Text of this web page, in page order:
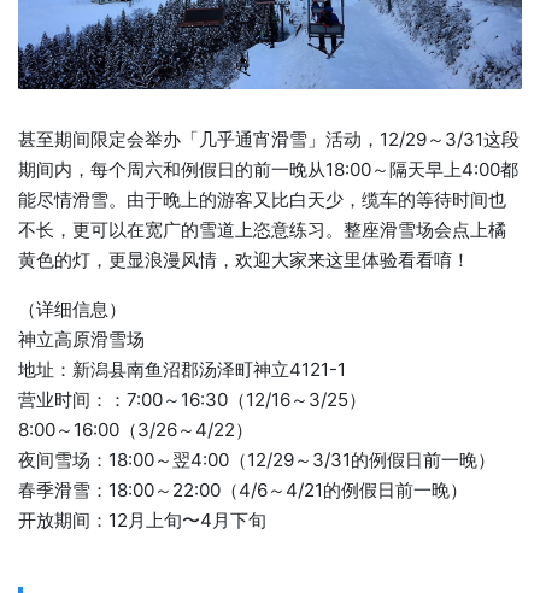
甚至期间限定会举办「几乎通宵滑雪」活动，12/29～3/31这段
期间内，每个周六和例假日的前一晚从18:00～隔天早上4:00都
能尽情滑雪。由于晚上的游客又比白天少，缆车的等待时间也
不长，更可以在宽广的雪道上恣意练习。整座滑雪场会点上橘
黄色的灯，更显浪漫风情，欢迎大家来这里体验看看唷！
（详细信息）
神立高原滑雪场
地址：新潟县南鱼沼郡汤泽町神立4121-1
营业时间：：7:00～16:30（12/16～3/25）
8:00～16:00（3/26～4/22）
夜间雪场：18:00～翌4:00（12/29～3/31的例假日前一晚）
春季滑雪：18:00～22:00（4/6～4/21的例假日前一晚）
开放期间：12月上旬〜4月下旬